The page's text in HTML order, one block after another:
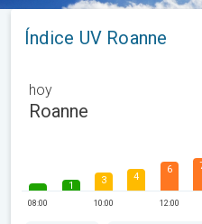
Índice UV Roanne
hoy
Roanne
08:00
1 3
10:00
4
6
12:00